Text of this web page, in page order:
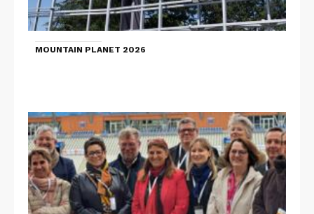
MOUNTAIN PLANET 2026